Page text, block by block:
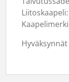
Liitoskaapeli:
Hyväksynnät